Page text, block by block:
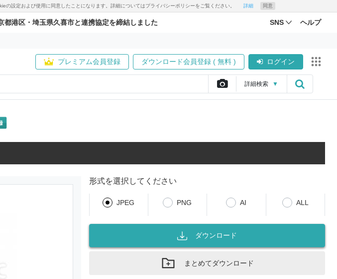
設定および使用に同意したことになります。詳細についてはプライバシーポリシーをご覧ください。 詳細 同意
港区・埼玉県久喜市と連携協定を締結しました SNS ヘルプ
プレミアム会員登録 ダウンロード会員登録 ( 無料 ) ログイン
詳細検索 ▼
形式を選択してください
JPEG PNG AI ALL
ダウンロード
まとめてダウンロード